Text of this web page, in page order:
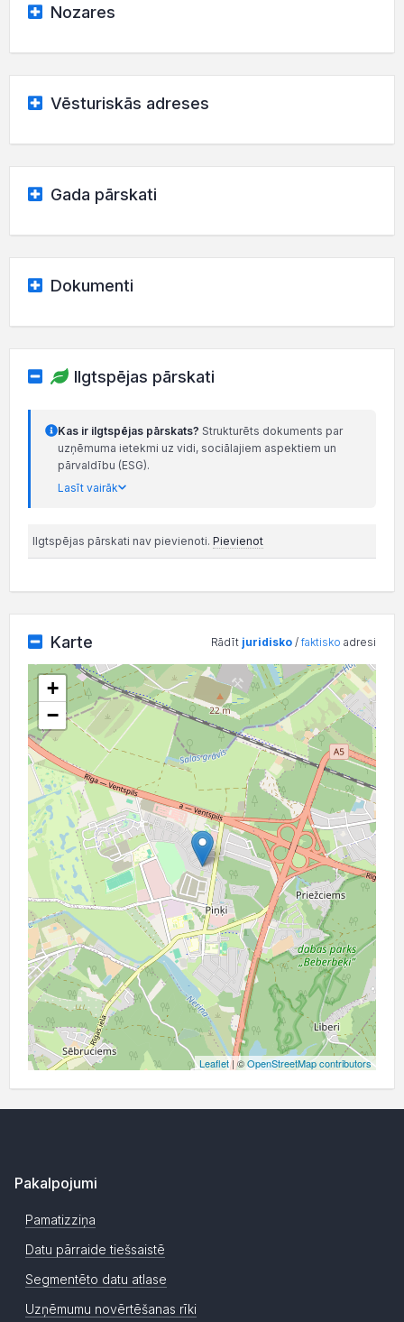
Nozares
Vēsturiskās adreses
Gada pārskati
Dokumenti
Ilgtspējas pārskati
Kas ir ilgtspējas pārskats? Strukturēts dokuments par
uzņēmuma ietekmi uz vidi, sociālajiem aspektiem un
pārvaldību (ESG).
Lasīt vairāk
Ilgtspējas pārskati nav pievienoti. Pievienot
Karte Rādīt juridisko /faktisko adresi
+
−
Leaflet| ©OpenStreetMap contributors
Pakalpojumi
Pamatizziņa
Datu pārraide tiešsaistē
Segmentēto datu atlase
Uzņēmumu novērtēšanas rīki